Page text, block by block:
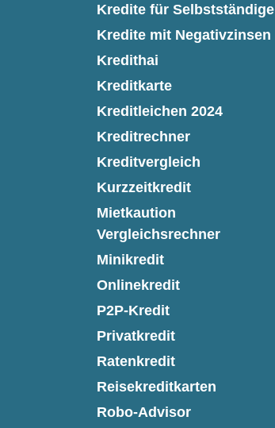
Kredite für Selbstständige
Kredite mit Negativzinsen
Kredithai
Kreditkarte
Kreditleichen 2024
Kreditrechner
Kreditvergleich
Kurzzeitkredit
Mietkaution
Vergleichsrechner
Minikredit
Onlinekredit
P2P-Kredit
Privatkredit
Ratenkredit
Reisekreditkarten
Robo-Advisor